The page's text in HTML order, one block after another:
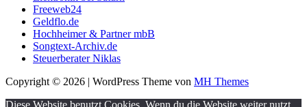
Freeweb24
Geldflo.de
Hochheimer & Partner mbB
Songtext-Archiv.de
Steuerberater Niklas
Copyright © 2026 | WordPress Theme von MH Themes